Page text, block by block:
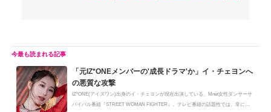
「元IZ*ONEメンバーの'成長ドラマ'か」イ・チェヨンへ
の悪質な攻撃
IZ*ONE(アイズワン)出身のイ・チェヨンが現在出演している、Mnet女性ダンサーサ
バイバル番組『STREET WOMAN FIGHTER』。テレビ番組の話題性では、常にト